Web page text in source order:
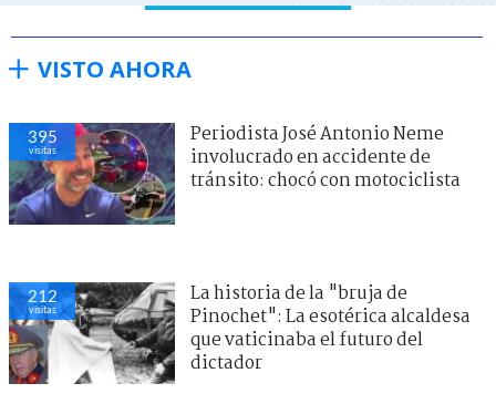
VISTO AHORA
395
visitas
Periodista José Antonio Neme
involucrado en accidente de
tránsito: chocó con motociclista
212
visitas
La historia de la "bruja de
Pinochet": La esotérica alcaldesa
que vaticinaba el futuro del
dictador